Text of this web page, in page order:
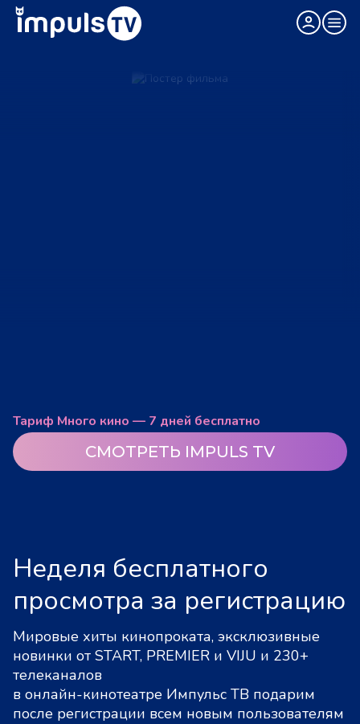
Тариф Много кино — 7 дней бесплатно
СМОТРЕТЬ IMPULS TV
Неделя бесплатного
просмотра за регистрацию
Мировые хиты кинопроката, эксклюзивные
новинки от START, PREMIER и VIJU и 230+
телеканалов
в онлайн-кинотеатре Импульс ТВ подарим
после регистрации всем новым пользователям